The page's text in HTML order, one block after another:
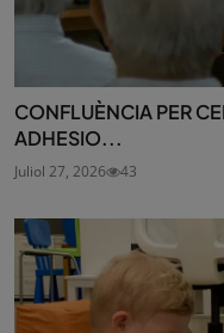
CONFLUÈNCIA PER
ADHESIO...
Juliol 27, 2026 43